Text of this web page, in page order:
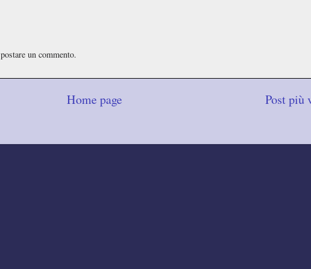
un commento.
Post più
Home page